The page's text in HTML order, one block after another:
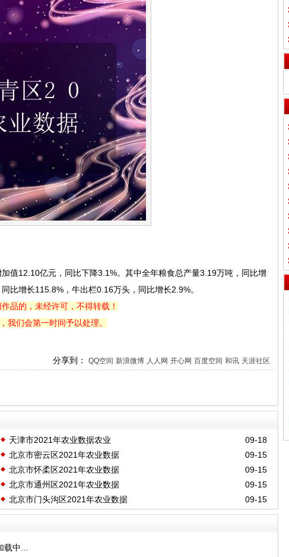
值12.10亿元，同比下降3.1%。其中全年粮食总产量3.19万吨，同比增
比增长115.8%，牛出栏0.16万头，同比增长2.9%。
品的，未经许可，不得转载！
我们会第一时间予以处理。
分享到： QQ空间 新浪微博 人人网 开心网 百度空间 和讯 天涯社区
09-18
天津市2021年农业数据农业
09-15
北京市密云区2021年农业数据
09-15
北京市怀柔区2021年农业数据
09-15
北京市通州区2021年农业数据
09-15
北京市门头沟区2021年农业数据
中...